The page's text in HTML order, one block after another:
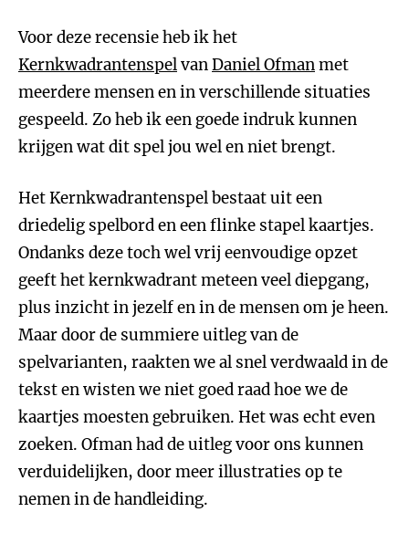
Voor deze recensie heb ik het
KernkwadrantenspelvanDaniel Ofmanmet
meerdere mensen en in verschillende situaties
gespeeld. Zo heb ik een goede indruk kunnen
krijgen wat dit spel jou wel en niet brengt.
Het Kernkwadrantenspel bestaat uit een
driedelig spelbord en een flinke stapel kaartjes.
Ondanks deze toch wel vrij eenvoudige opzet
geeft het kernkwadrant meteen veel diepgang,
plus inzicht in jezelf en in de mensen om je heen.
Maar door de summiere uitleg van de
spelvarianten, raakten we al snel verdwaald in de
tekst en wisten we niet goed raad hoe we de
kaartjes moesten gebruiken. Het was echt even
zoeken. Ofman had de uitleg voor ons kunnen
verduidelijken, door meer illustraties op te
nemen in de handleiding.